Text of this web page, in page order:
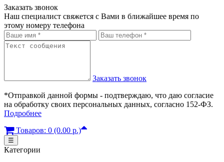
Заказать звонок
Наш специалист свяжется с Вами в ближайшее время по
этому номеру телефона
Заказать звонок
*Отправкой данной формы - подтверждаю, что даю согласие
на обработку своих персональных данных, согласно 152-ФЗ.
Подробнее
Товаров: 0 (0.00 р.)
☰
Категории